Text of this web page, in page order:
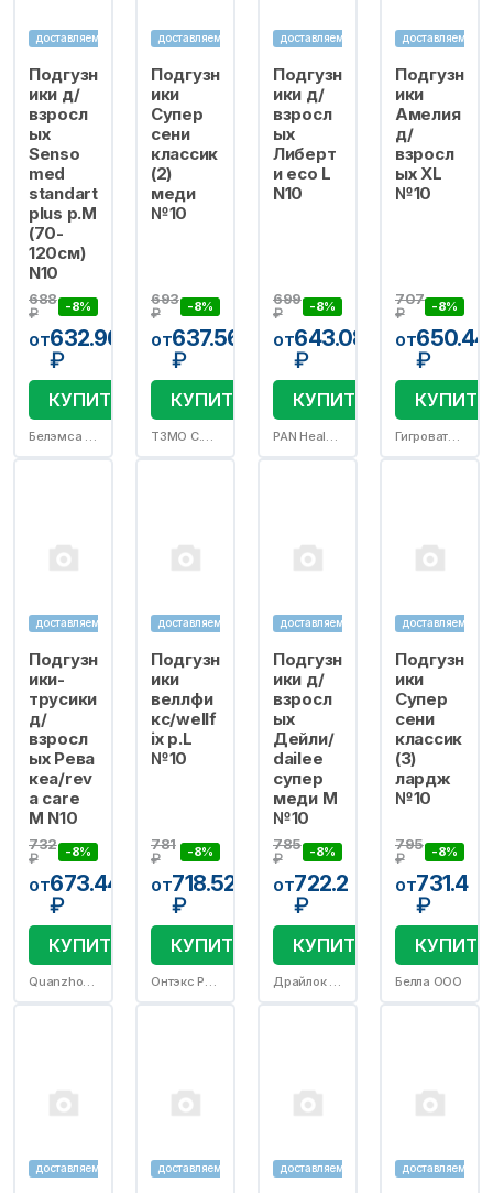
доставляем
Подгузн
ики д/
взросл
ых
Senso
med
standart
plus р.M
(70-
120см)
N10
688
₽
-8%
от632.96
₽
КУПИТЬ
Белэмса ООО
доставляем
Подгузн
ики
Супер
сени
классик
(2)
меди
№10
693
₽
-8%
от637.56
₽
КУПИТЬ
ТЗМО С.А.(Торунский ЗД)/Белла ООО
доставляем
Подгузн
ики д/
взросл
ых
Либерт
и eco L
N10
699
₽
-8%
от643.08
₽
КУПИТЬ
PAN Healthcare Private Limited
доставляем
Подгузн
ики
Амелия
д/
взросл
ых XL
№10
707
₽
-8%
от650.44
₽
КУПИТЬ
Гигровата-СПб ЗАО
доставляем
Подгузн
ики-
трусики
д/
взросл
ых Рева
кеа/rev
a care
M N10
732
₽
-8%
от673.44
₽
КУПИТЬ
Quanzhou Tianjiao Lady And Babys Hygiens Supply Co Ltd
доставляем
Подгузн
ики
веллфи
кс/wellf
ix р.L
№10
781
₽
-8%
от718.52
₽
КУПИТЬ
Онтэкс РУ ООО
доставляем
Подгузн
ики д/
взросл
ых
Дейли/
dailee
супер
меди M
№10
785
₽
-8%
от722.2
₽
КУПИТЬ
Драйлок Текнолоджиз ООО
доставляем
Подгузн
ики
Супер
сени
классик
(3)
лардж
№10
795
₽
-8%
от731.4
₽
КУПИТЬ
Белла ООО
доставляем доставляем доставляем доставляем